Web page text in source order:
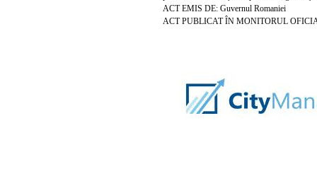
ACT EMIS DE: Guvernul Romaniei
ACT PUBLICAT ÎN MONITORUL